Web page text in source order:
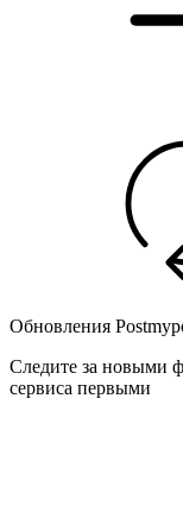
Обновления
Следите за новыми
сервиса первыми